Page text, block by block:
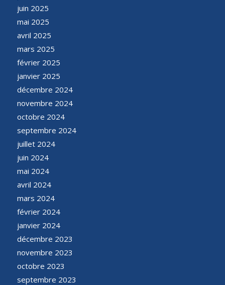
juin 2025
mai 2025
avril 2025
mars 2025
février 2025
janvier 2025
décembre 2024
novembre 2024
octobre 2024
septembre 2024
juillet 2024
juin 2024
mai 2024
avril 2024
mars 2024
février 2024
janvier 2024
décembre 2023
novembre 2023
octobre 2023
septembre 2023